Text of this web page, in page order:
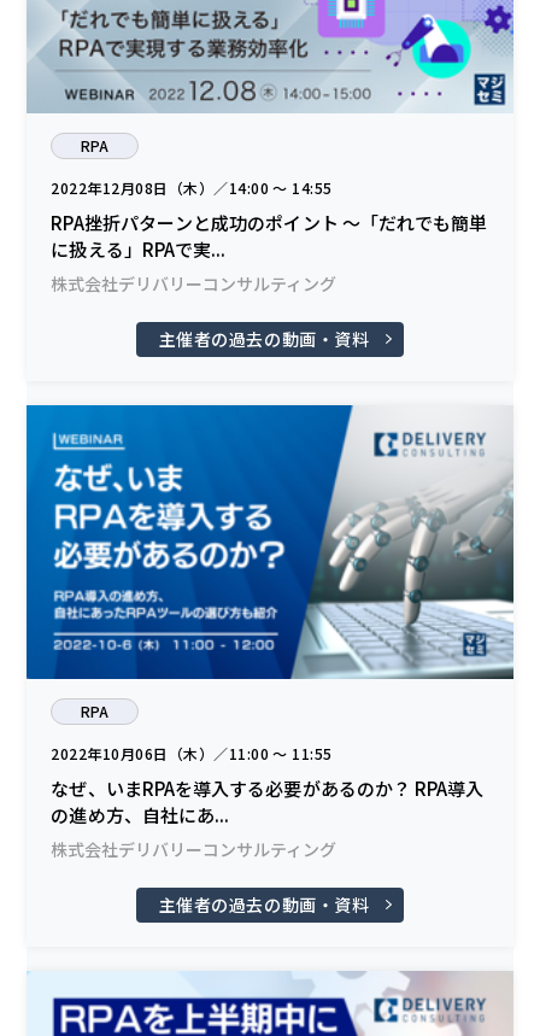
RPA
2022年12月08日（木）／14:00 〜 14:55
RPA挫折パターンと成功のポイント ～「だれでも簡単
に扱える」RPAで実...
株式会社デリバリーコンサルティング
主催者の過去の動画・資料
RPA
2022年10月06日（木）／11:00 〜 11:55
なぜ、いまRPAを導入する必要があるのか？ RPA導入
の進め方、自社にあ...
株式会社デリバリーコンサルティング
主催者の過去の動画・資料